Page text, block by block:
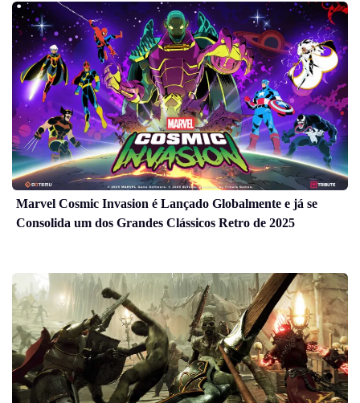
Marvel Cosmic Invasion é Lançado Globalmente e já se
Consolida um dos Grandes Clássicos Retro de 2025